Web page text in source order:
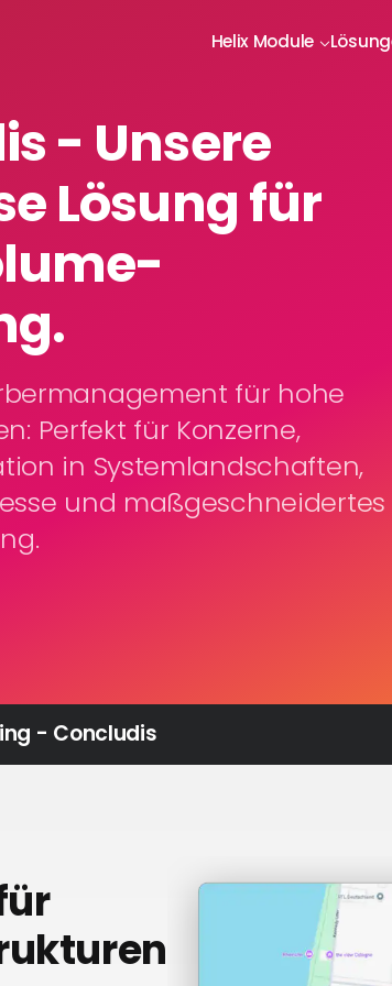
Helix Module
- Unsere
Lösung für
für hohe
Perfekt für Konzerne,
in Systemlandschaften,
und maßgeschneidertes
- Concludis